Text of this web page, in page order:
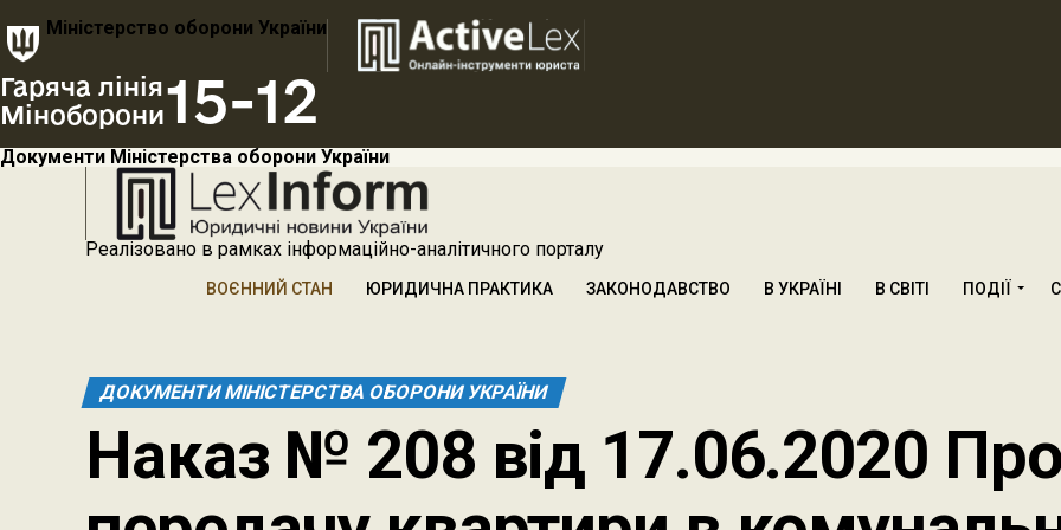
Міністерство оборони України
Гаряча лінія
Міноборони15-12
Документи Міністерства оборони України
Реалізовано в рамках інформаційно-аналітичного порталу
ВОЄННИЙ СТАН ЮРИДИЧНА ПРАКТИКА ЗАКОНОДАВСТВО В УКРАЇНІ В СВІТІ ПОДІЇ
ДОКУМЕНТИ МІНІСТЕРСТВА ОБОРОНИ УКРАЇНИ
Наказ № 208 від 17.06.2020 Про